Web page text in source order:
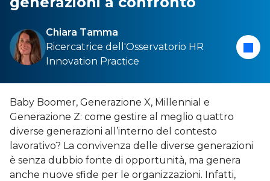
Chiara Tamma
Ricercatrice dell'Osservatorio HR
Innovation Practice
Baby Boomer, Generazione X, Millennial e
Generazione Z: come gestire al meglio quattro
diverse generazioni all’interno del contesto
lavorativo? La convivenza delle diverse generazioni
è senza dubbio fonte di opportunità, ma genera
anche nuove sfide per le organizzazioni. Infatti,